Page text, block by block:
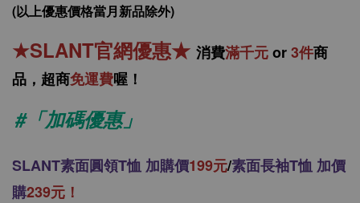
(以上優惠價格當月新品除外)
★SLANT官網優惠★ 消費滿千元or3件商
品， 超商免運費喔！
#「加碼優惠」
SLANT素面圓領T恤 加購價199元/素面長袖T恤 加價
購239元！